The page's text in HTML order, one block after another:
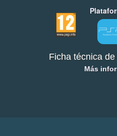
Ficha técnica
Más